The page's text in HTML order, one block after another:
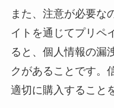
また、注意が必要な
イトを通じてプリペ
ると、個人情報の漏
クがあることです。
適切に購入すること